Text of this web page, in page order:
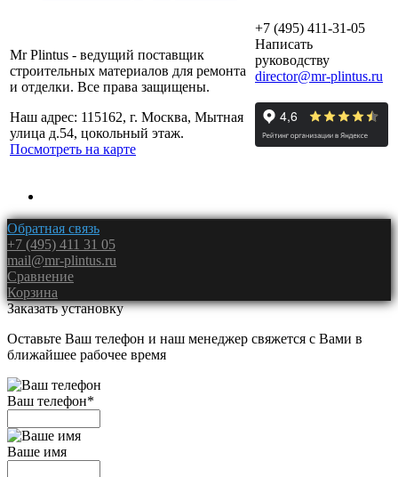
Mr Plintus - ведущий поставщик
строительных материалов для ремонта
и отделки. Все права защищены.
Наш адрес: 115162, г. Москва, Мытная
улица д.54, цокольный этаж.
Посмотреть на карте
+7 (495) 411-31-05
Написать
руководству
director@mr-plintus.ru
Обратная связь
+7 (495) 411 31 05
mail@mr-plintus.ru
Сравнение
Корзина
Заказать установку
Оставьте Ваш телефон и наш менеджер свяжется с Вами в
ближайшее рабочее время
Ваш телефон*
Ваше имя